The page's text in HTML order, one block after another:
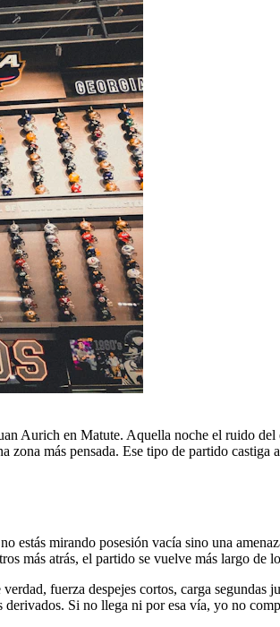
Aurich en Matute. Aquella noche el ruido del
más pensada. Ese tipo de partido castiga
estás mirando posesión vacía sino una
más atrás, el partido se vuelve más largo de
fuerza despejes cortos, carga segundas
Si no llega ni por esa vía, yo no